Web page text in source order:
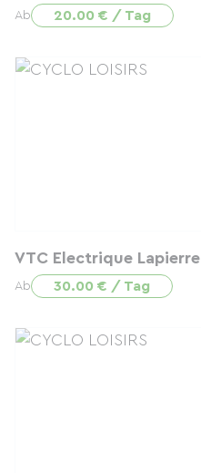
Ab 20.00 € / Tag
VTC Electrique
Ab 30.00 € / Tag